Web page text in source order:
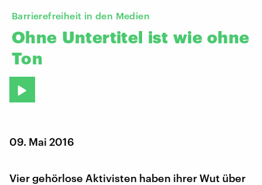
Barrierefreiheit in den Medien
Ohne Untertitel ist wie ohne
Ton
09. Mai 2016
Vier gehörlose Aktivisten haben ihrer Wut über